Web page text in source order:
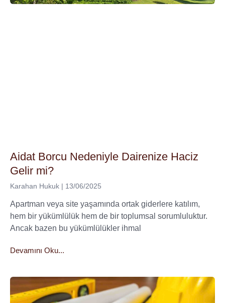
Aidat Borcu Nedeniyle Dairenize Haciz
Gelir mi?
Karahan Hukuk 13/06/2025
Apartman veya site yaşamında ortak giderlere katılım,
hem bir yükümlülük hem de bir toplumsal sorumluluktur.
Ancak bazen bu yükümlülükler ihmal
Devamını Oku...